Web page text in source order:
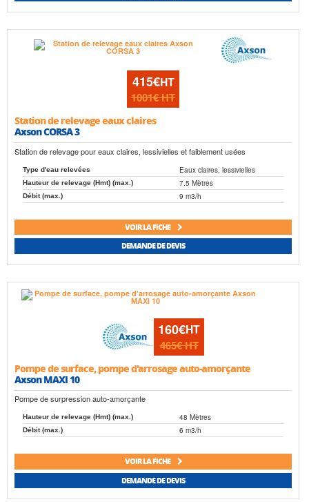
415€HT
1001€HT
Station de relevage eaux claires
Axson CORSA 3
Station de relevage pour eaux claires, lessivielles et faiblement usées
Type d'eau relevées Eaux claires, lessivielles
Hauteur de relevage (Hmt) (max.) 7.5 Mètres
Débit (max.) 9 m3/h
VOIR LA FICHE
DEMANDE DE DEVIS
160€HT
465€HT
Pompe de surface, pompe d'arrosage auto-amorçante
Axson MAXI 10
Pompe de surpression auto-amorçante
Hauteur de relevage (Hmt) (max.) 48 Mètres
Débit (max.) 6 m3/h
VOIR LA FICHE
DEMANDE DE DEVIS